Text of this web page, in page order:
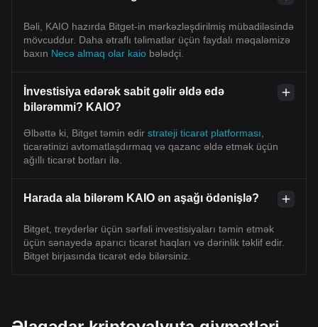
Bəli, KAIO hazırda Bitget-in mərkəzləşdirilmiş mübadiləsində
mövcuddur. Daha ətraflı təlimatlar üçün faydalı məqaləmizə
baxın Necə almaq olar kaio bələdçi.
İnvestisiya edərək sabit gəlir əldə edə
bilərəmmi? KAIO?
Əlbəttə ki, Bitget təmin edir strateji ticarət platforması
ticarətinizi avtomatlaşdırmaq və qazanc əldə etmək üçün
ağıllı ticarət botları ilə.
Harada ala bilərəm KAIO ən aşağı ödənişlə?
Bitget, treyderlər üçün sərfəli investisiyaları təmin etmək
üçün sənayedə aparıcı ticarət haqları və dərinlik təklif edir.
Bitget birjasında ticarət edə bilərsiniz.